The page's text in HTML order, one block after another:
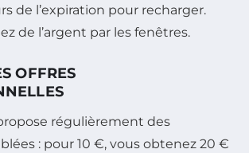
de l’expiration pour recharger.
de l’argent par les fenêtres.
OFFRES
régulièrement des
: pour 10 €, vous obtenez 20 €